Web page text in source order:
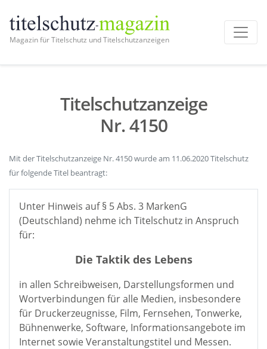
Magazin für Titelschutz und Titelschutzanzeigen
Titelschutzanzeige
Nr. 4150
Mit der Titelschutzanzeige Nr. 4150 wurde am 11.06.2020 Titelschutz
für folgende Titel beantragt:
Unter Hinweis auf § 5 Abs. 3 MarkenG
(Deutschland) nehme ich Titelschutz in Anspruch
für:
Die Taktik des Lebens
in allen Schreibweisen, Darstellungsformen und
Wortverbindungen für alle Medien, insbesondere
für Druckerzeugnisse, Film, Fernsehen, Tonwerke,
Bühnenwerke, Software, Informationsangebote im
Internet sowie Veranstaltungstitel und Messen.